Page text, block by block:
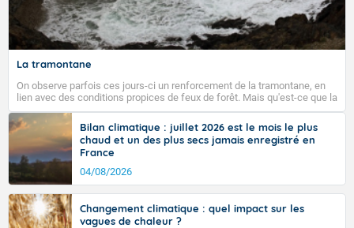
Fermer
La tramontane
On observe parfois ces jours-ci un renforcement de la tramontane, en
lien avec des conditions propices de feux de forêt. Mais qu'est-ce que la
tramontane ? Quelles sont ses caractéristiques ? La tramontane est un
vent turbulent soufflant de secteur nord-ouest à nord, ou ouest à nord-
ouest, dans un secteur qui part du Roussillon à la vallée de l’Aude et à
l’ouest de l’Hérault. L’étymologie de ce vent vient du latin trasmontanus,
signifiant au-delà des monts, en allusion aux régions montagneuses
d’où provient ce vent.
Bilan climatique : juillet 2026 est le mois le plus
chaud et un des plus secs jamais enregistré en
France
04/08/2026
Changement climatique : quel impact sur les
vagues de chaleur ?